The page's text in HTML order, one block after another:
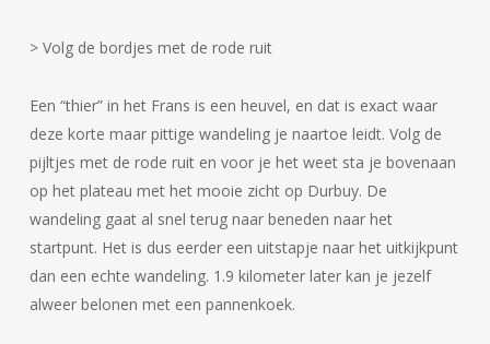
> Volg de bordjes met de rode ruit
Een “thier” in het Frans is een heuvel, en dat is exact waar
deze korte maar pittige wandeling je naartoe leidt. Volg de
pijltjes met de rode ruit en voor je het weet sta je bovenaan
op het plateau met het mooie zicht op Durbuy. De
wandeling gaat al snel terug naar beneden naar het
startpunt. Het is dus eerder een uitstapje naar het uitkijkpunt
dan een echte wandeling. 1.9 kilometer later kan je jezelf
alweer belonen met een pannenkoek.